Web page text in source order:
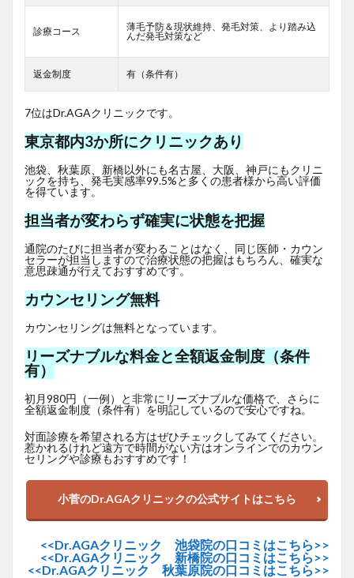
診療コース
薄毛予防＆現状維持、発毛対策、より踏み込
んだ発毛対策など
返金制度 有（条件有）
7位はDr.AGAクリニックです。
東京都内3か所にクリニックあり
池袋、秋葉原、新橋以外にも名古屋、大阪、神戸にもクリニ
ックを持ち、発毛実感率99.5%と多くの患者様から高い評価
を得ています。
担当者が変わらず確実に状態を把握
通院のたびに担当者が変わることはなく、同じ医師・カウン
セラーが担当しますので治療状態の把握はもちろん、確実な
意思疎通が行えておすすめです。
カウンセリング無料
カウンセリングは無料となっています。
リーズナブルな料金と全額返金制度（条件
有）
初月980円（一例）と非常にリーズナブルな価格で、さらに
全額返金制度（条件有）を明記しているので安心ですね。
対面診療を希望される方はぜひチェックしてみてください。
惹かれるけれど遠方で時間がない方はオンラインでのカウン
セリングや診療もおすすめです！
小菅のDr.AGAクリニックの公式サイトはこちら
<<Dr.AGAクリニック 池袋院の口コミはこちら>>
<<Dr.AGAクリニック 新橋院の口コミはこちら>>
<<Dr.AGAクリニック 秋葉原院の口コミはこちら>>